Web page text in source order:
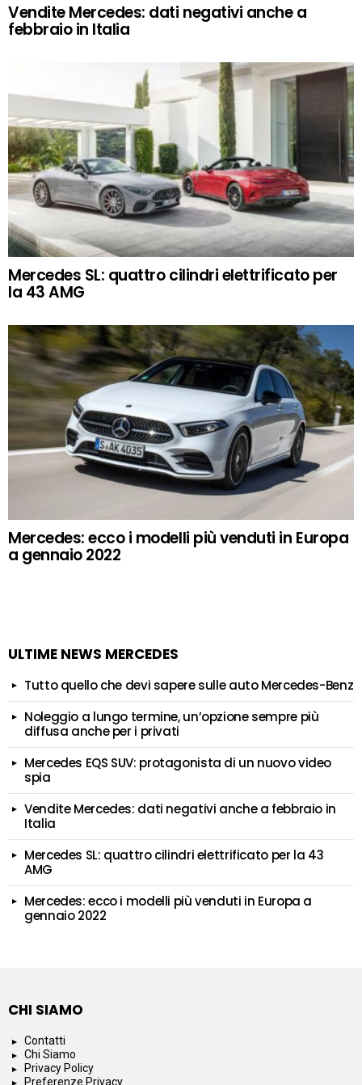
Vendite Mercedes: dati negativi anche a
febbraio in Italia
Mercedes SL: quattro cilindri elettrificato per
la 43 AMG
Mercedes: ecco i modelli più venduti in Europa
a gennaio 2022
ULTIME NEWS MERCEDES
Tutto quello che devi sapere sulle auto Mercedes-Benz
Noleggio a lungo termine, un’opzione sempre più
diffusa anche per i privati
Mercedes EQS SUV: protagonista di un nuovo video
spia
Vendite Mercedes: dati negativi anche a febbraio in
Italia
Mercedes SL: quattro cilindri elettrificato per la 43
AMG
Mercedes: ecco i modelli più venduti in Europa a
gennaio 2022
CHI SIAMO
Contatti
Chi Siamo
Privacy Policy
Preferenze Privacy